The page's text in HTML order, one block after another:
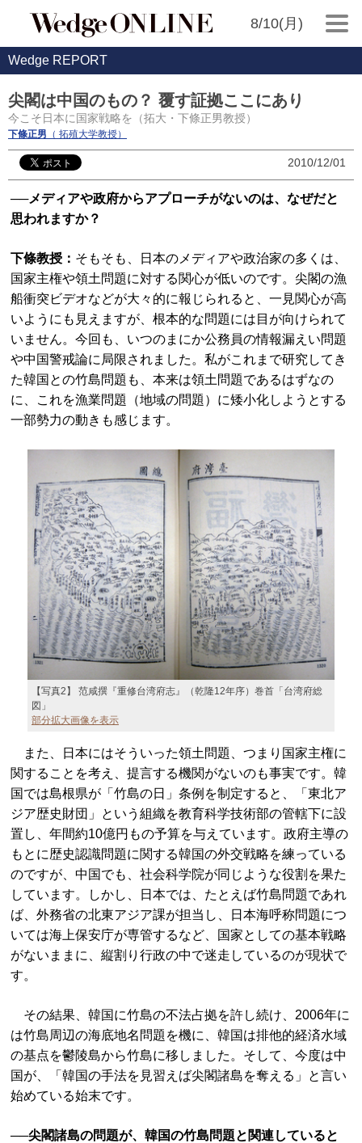
8/10(月)
Wedge REPORT
尖閣は中国のもの？ 覆す証拠ここにあり
今こそ日本に国家戦略を（拓大・下條正男教授）
下條正男 （ 拓殖大学教授）
2010/12/01
──メディアや政府からアプローチがないのは、なぜだと
思われますか？
下條教授： そもそも、日本のメディアや政治家の多くは、
国家主権や領土問題に対する関心が低いのです。尖閣の漁
船衝突ビデオなどが大々的に報じられると、一見関心が高
いようにも見えますが、根本的な問題には目が向けられて
いません。今回も、いつのまにか公務員の情報漏えい問題
や中国警戒論に局限されました。私がこれまで研究してき
た韓国との竹島問題も、本来は領土問題であるはずなの
に、これを漁業問題（地域の問題）に矮小化しようとする
一部勢力の動きも感じます。
【写真2】 范咸撰『重修台湾府志』（乾隆12年序）巻首「台湾府総
図」
部分拡大画像を表示
また、日本にはそういった領土問題、つまり国家主権に
関することを考え、提言する機関がないのも事実です。韓
国では島根県が「竹島の日」条例を制定すると、「東北ア
ジア歴史財団」という組織を教育科学技術部の管轄下に設
置し、年間約10億円もの予算を与えています。政府主導の
もとに歴史認識問題に関する韓国の外交戦略を練っている
のですが、中国でも、社会科学院が同じような役割を果た
しています。しかし、日本では、たとえば竹島問題であれ
ば、外務省の北東アジア課が担当し、日本海呼称問題につ
いては海上保安庁が専管するなど、国家としての基本戦略
がないままに、縦割り行政の中で迷走しているのが現状で
す。
その結果、韓国に竹島の不法占拠を許し続け、2006年に
は竹島周辺の海底地名問題を機に、韓国は排他的経済水域
の基点を鬱陵島から竹島に移しました。そして、今度は中
国が、「韓国の手法を見習えば尖閣諸島を奪える」と言い
始めている始末です。
──尖閣諸島の問題が、韓国の竹島問題と関連していると